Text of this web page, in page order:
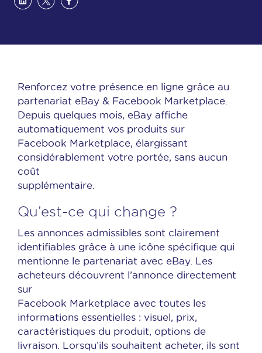
Renforcez votre présence en ligne grâce au
partenariat eBay & Facebook Marketplace.
Depuis quelques mois, eBay affiche
automatiquement vos produits sur
Facebook Marketplace, élargissant
considérablement votre portée, sans aucun
coût
supplémentaire.
Qu’est-ce qui change ?
Les annonces admissibles sont clairement
identifiables grâce à une icône spécifique qui
mentionne le partenariat avec eBay. Les
acheteurs découvrent l’annonce directement
sur
Facebook Marketplace avec toutes les
informations essentielles : visuel, prix,
caractéristiques du produit, options de
livraison. Lorsqu’ils souhaitent acheter, ils sont